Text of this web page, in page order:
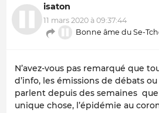
isaton
11 mars 2020 à 09:37:44
Bonne âme du Se-
N’avez-vous pas remarqué que
d’info, les émissions de débats
parlent depuis des semaines que
unique chose, l’épidémie au